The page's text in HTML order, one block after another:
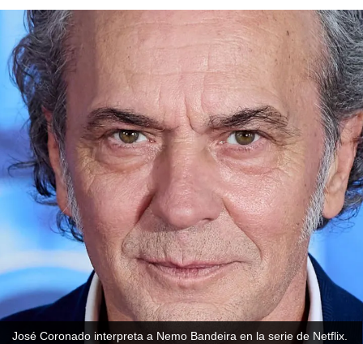
José Coronado interpreta a Nemo Bandeira en la serie de Netflix.